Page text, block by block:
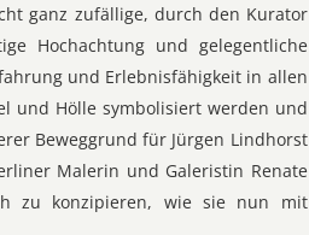
ganz zufällige, durch den Kurator
Hochachtung und gelegentliche
und Erlebnisfähigkeit in allen
und Hölle symbolisiert werden und
Beweggrund für Jürgen Lindhorst
Malerin und Galeristin Renate
zu konzipieren, wie sie nun mit